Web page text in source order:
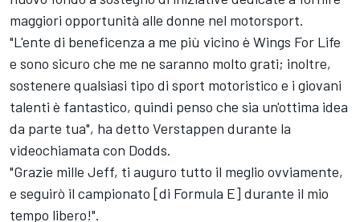
maggiori opportunità alle donne nel motorsport.
"L'ente di beneficenza a me più vicino è Wings For Life
e sono sicuro che me ne saranno molto grati; inoltre,
sostenere qualsiasi tipo di sport motoristico e i giovani
talenti è fantastico, quindi penso che sia un'ottima idea
da parte tua", ha detto Verstappen durante la
videochiamata con Dodds.
"Grazie mille Jeff, ti auguro tutto il meglio ovviamente,
e seguirò il campionato [di Formula E] durante il mio
tempo libero!".